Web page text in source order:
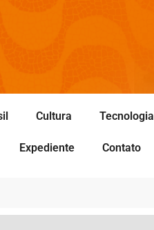
Cultura Tecnologia
Expediente Contato